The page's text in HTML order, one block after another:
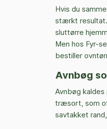
Hvis du
stærkt resultat.
sluttørre
Men hos Fyr-
bestiller
Avnbøg
Avnbøg kaldes
træsort, som
savtakket